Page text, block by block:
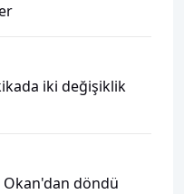
iki değişiklik
Okan'dan döndü